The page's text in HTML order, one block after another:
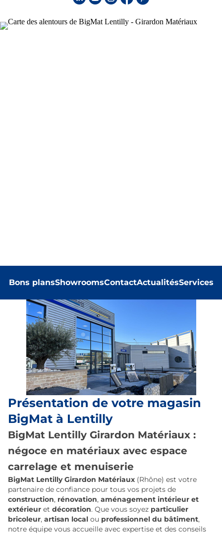
Bons plansShowroomsContactActualitésServices
Présentation de votre magasin
BigMat à Lentilly
BigMat Lentilly Girardon Matériaux :
négoce en matériaux avec espace
carrelage et menuiserie
BigMat Lentilly Girardon Matériaux (Rhône) est votre
partenaire de confiance pour tous vos projets de
construction, rénovation, aménagement intérieur et
extérieur et décoration. Que vous soyez particulier
bricoleur, artisan local ou professionnel du bâtiment,
notre équipe vous accueille avec expertise et des conseils